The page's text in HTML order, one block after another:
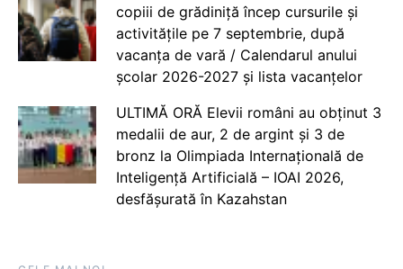
copiii de grădiniță încep cursurile și
activitățile pe 7 septembrie, după
vacanța de vară / Calendarul anului
școlar 2026-2027 și lista vacanțelor
ULTIMĂ ORĂ Elevii români au obținut 3
medalii de aur, 2 de argint și 3 de
bronz la Olimpiada Internațională de
Inteligență Artificială – IOAI 2026,
desfășurată în Kazahstan